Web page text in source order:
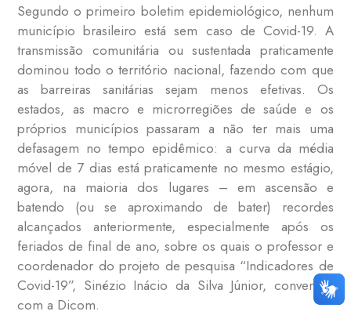
Segundo o primeiro boletim epidemiológico, nenhum
município brasileiro está sem caso de Covid-19. A
transmissão comunitária ou sustentada praticamente
dominou todo o território nacional, fazendo com que
as barreiras sanitárias sejam menos efetivas. Os
estados, as macro e microrregiões de saúde e os
próprios municípios passaram a não ter mais uma
defasagem no tempo epidêmico: a curva da média
móvel de 7 dias está praticamente no mesmo estágio,
agora, na maioria dos lugares – em ascensão e
batendo (ou se aproximando de bater) recordes
alcançados anteriormente, especialmente após os
feriados de final de ano, sobre os quais o professor e
coordenador do projeto de pesquisa “Indicadores de
Covid-19”, Sinézio Inácio da Silva Júnior, conversou
com a Dicom.